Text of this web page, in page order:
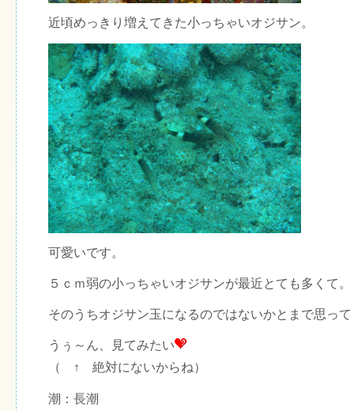
近頃めっきり増えてきた小っちゃいオジサン。
可愛いです。
５ｃｍ弱の小っちゃいオジサンが最近とても多くて。
そのうちオジサン玉になるのではないかとまで思っ
うぅ～ん、見てみたい
（ ↑ 絶対にないからね）
潮：長潮